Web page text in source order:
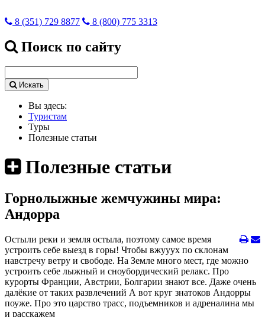
8 (351) 729 8877 8 (800) 775 3313
Поиск по сайту
Искать
Вы здесь:
Туристам
Туры
Полезные статьи
Полезные статьи
Горнолыжные жемчужины мира:
Андорра
Остыли реки и земля остыла, поэтому самое время
устроить себе выезд в горы! Чтобы вжууух по склонам
навстречу ветру и свободе. На Земле много мест, где можно
устроить себе лыжный и сноубордический релакс. Про
курорты Франции, Австрии, Болгарии знают все. Даже очень
далёкие от таких развлечений А вот круг знатоков Андорры
поуже. Про это царство трасс, подъемников и адреналина мы
и расскажем